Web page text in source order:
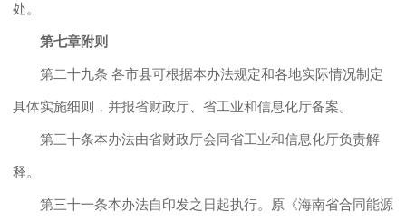
处。
第七章附则
第二十九条 各市县可根据本办法规定和各地实际情况制定
具体实施细则，并报省财政厅、省工业和信息化厅备案。
第三十条本办法由省财政厅会同省工业和信息化厅负责解
释。
第三十一条本办法自印发之日起执行。原《海南省合同能源